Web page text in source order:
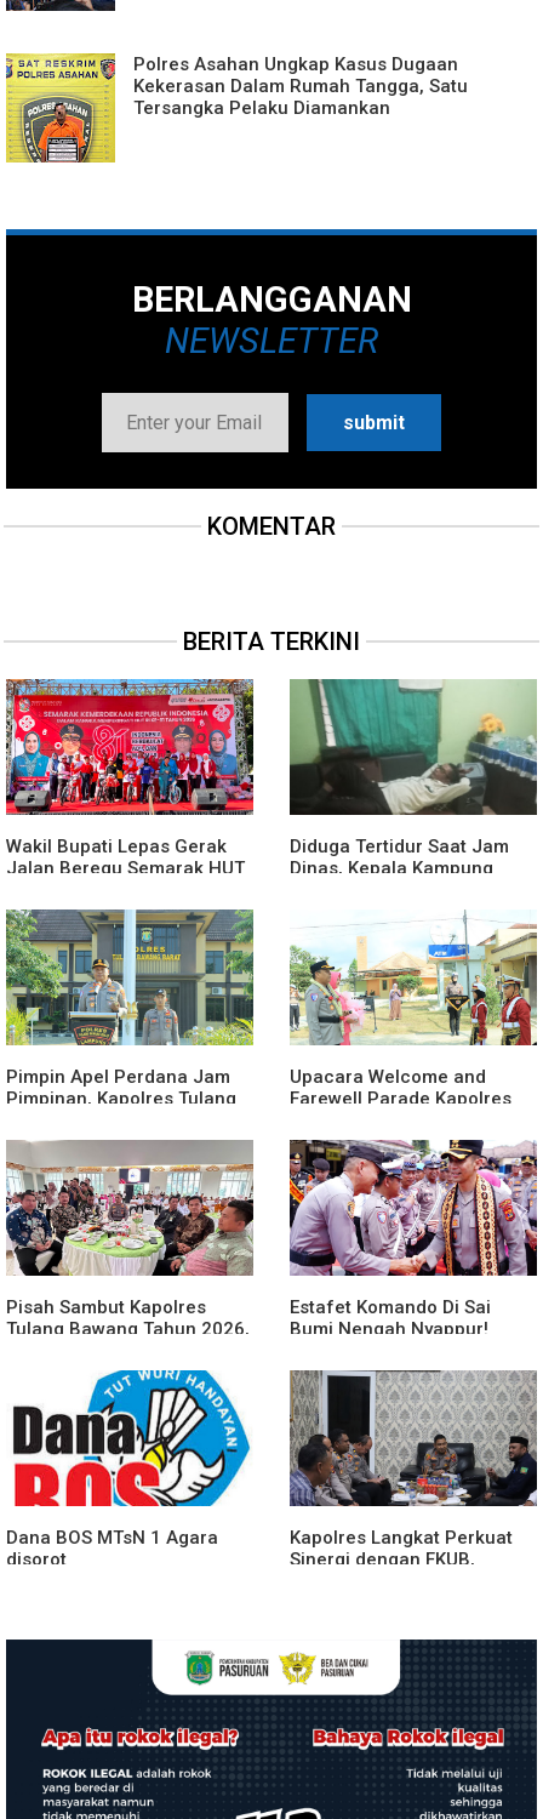
Polres Asahan Ungkap Kasus Dugaan
Kekerasan Dalam Rumah Tangga, Satu
Tersangka Pelaku Diamankan
BERLANGGANAN
NEWSLETTER
KOMENTAR
BERITA TERKINI
Wakil Bupati Lepas Gerak
Jalan Beregu Semarak HUT
Diduga Tertidur Saat Jam
Dinas, Kepala Kampung
Pimpin Apel Perdana Jam
Pimpinan, Kapolres Tulang
dan Penekanan Pada
Personil
Upacara Welcome and
Farewell Parade Kapolres
Berlangsung Khidmat
Pisah Sambut Kapolres
Tulang Bawang Tahun 2026,
Forkopimda untuk Menjaga
Stabilitas Daerah
Estafet Komando Di Sai
Bumi Nengah Nyappur!
Dan Penyerahan Tunggul
Kesatuan Polres Tulang
Bawang Berlangsung
Spektakuler
Dana BOS MTsN 1 Agara
disorot
Kapolres Langkat Perkuat
Sinergi dengan FKUB,